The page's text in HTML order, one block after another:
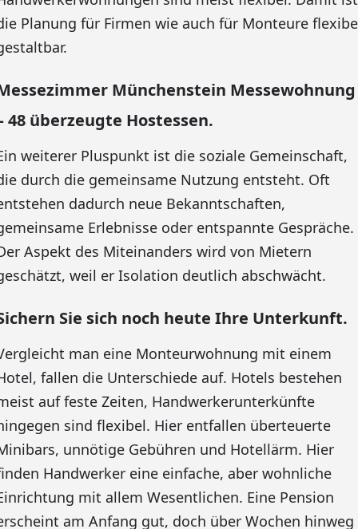
Planung für Firmen wie auch für Monteure
Münchenstein Messewohnung
48 überzeugte Hostessen.
weiterer Pluspunkt ist die soziale Gemeinschaft,
durch die gemeinsame Nutzung entsteht. Oft
dadurch neue Bekanntschaften,
Erlebnisse oder entspannte Gespräche.
Aspekt des Miteinanders wird von Mietern
weil er Isolation deutlich abschwächt.
Sie sich noch heute Ihre Unterkunft.
man eine Monteurwohnung mit einem
fallen die Unterschiede auf. Hotels bestehen
auf feste Zeiten, Handwerkerunterkünfte
sind flexibel. Hier entfallen überteuerte
unnötige Gebühren und Hotellärm. Hier
Handwerker eine einfache, aber wohnliche
mit allem Wesentlichen. Eine Pension
am Anfang gut, doch über Wochen hinweg